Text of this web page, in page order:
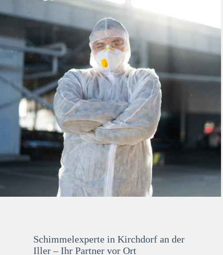
Schimmelexperte in Kirchdorf an der
Iller – Ihr Partner vor Ort